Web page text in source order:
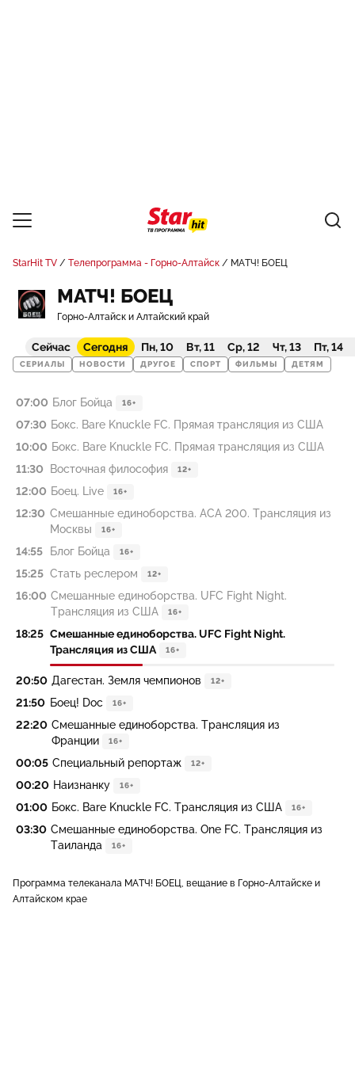
StarHit TV Телепрограмма - Горно-Алтайск МАТЧ! БОЕЦ
МАТЧ! БОЕЦ
Горно-Алтайск и Алтайский край
Сейчас Сегодня Пн, 10 Вт, 11 Ср, 12 Чт, 13 Пт, 14
СЕРИАЛЫ НОВОСТИ ДРУГОЕ СПОРТ ФИЛЬМЫ ДЕТЯМ
07:00 Блог Бойца 16+
07:30 Бокс. Bare Knuckle FC. Прямая трансляция из США
10:00 Бокс. Bare Knuckle FC. Прямая трансляция из США
11:30
Восточная философия 12+
12:00 Боец. Live 16+
12:30 Смешанные единоборства. ACA 200. Трансляция из
Москвы
16+
14:55 Блог Бойца 16+
15:25 Стать реслером 12+
16:00 Смешанные единоборства. UFC Fight Night.
Трансляция из США
16+
18:25 Смешанные единоборства. UFC Fight Night.
Трансляция из США
16+
20:50 Дагестан. Земля чемпионов 12+
21:50 Боец! Doc 16+
22:20 Смешанные единоборства. Трансляция из
Франции
16+
00:05 Специальный репортаж 12+
00:20 Наизнанку 16+
01:00 Бокс. Bare Knuckle FC. Трансляция из США 16+
03:30 Смешанные единоборства. One FC. Трансляция из
Таиланда
16+
Программа телеканала МАТЧ! БОЕЦ, вещание в Горно-Алтайске и
Алтайском крае